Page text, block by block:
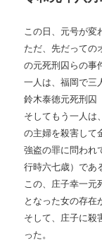
この日、元号が変
ただ、先だっての
の元死刑囚らの事
一人は、福岡で三
鈴木泰徳元死刑囚
そしてもう一人は
の主婦を殺害して
強盗の罪に問われ
行時六七歳）であ
この、庄子幸一元
となった女の存在
そして、庄子に殺
った。